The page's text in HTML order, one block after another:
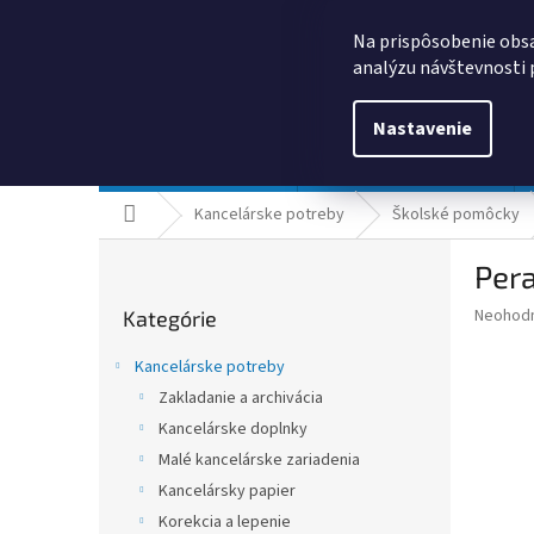
Na prispôsobenie
analýzu návštevnosti
Nastavenie
DomovKancelárske potreby Školské pomôcky
kategórie
Kategórie
Kancelárske potreby
Zakladanie a archivácia
Kancelárske doplnky
Malé kancelárske zariadenia
Kancelársky papier
Korekcia a lepenie